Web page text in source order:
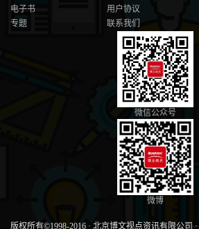
电子书
专题
用户协议
联系我们
微信公众号
微博
版权所有©1998-2016 · 北京博文视点资讯有限公司 ·